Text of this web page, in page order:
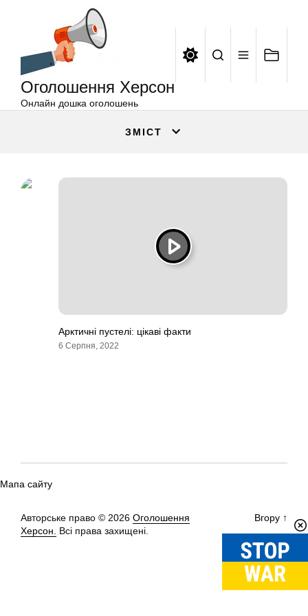
Оголошення Херсон
Онлайн дошка оголошень
ЗМІСТ
Арктичні пустелі: цікаві факти
6 Серпня, 2022
Мапа сайту
Авторське право © 2026 Оголошення
Херсон.
Всі права захищені.
Вгору ↑